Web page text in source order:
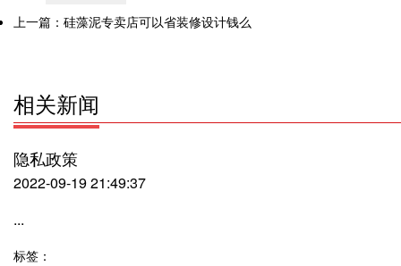
上一篇： 硅藻泥专卖店可以省装修设计钱么
相关新闻
隐私政策
2022-09-19 21:49:37
...
标签：